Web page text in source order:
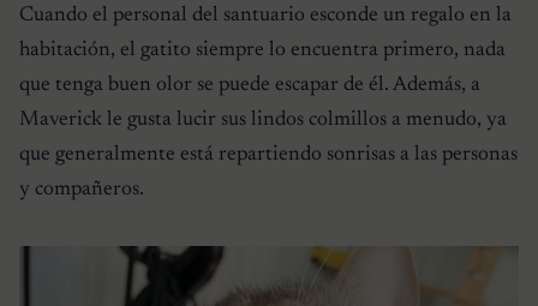
Cuando el personal del santuario esconde un regalo en la
habitación, el gatito siempre lo encuentra primero, nada
que tenga buen olor se puede escapar de él. Además, a
Maverick le gusta lucir sus lindos colmillos a menudo, ya
que generalmente está repartiendo sonrisas a las personas
y compañeros.